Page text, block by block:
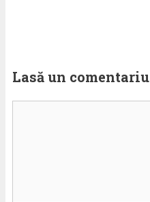
Lasă un comentariu